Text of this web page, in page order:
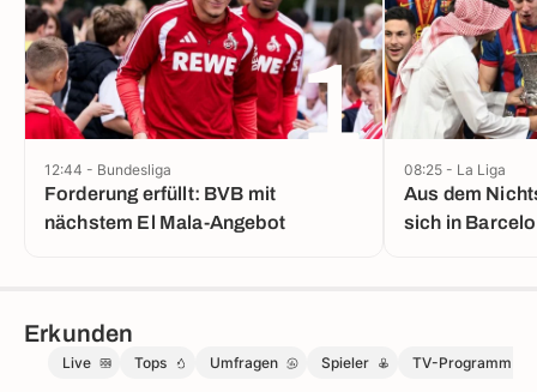
1
Forderung erfüllt: BVB mit
nächstem El Mala-Angebot
12:44 - Bundesliga
Aus dem
sich in
08:25 - La Liga
Erkunden
Live Tops Umfragen Spieler TV-Programm